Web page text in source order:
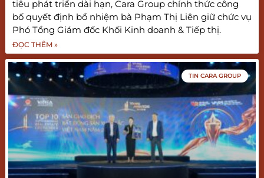
tiêu phát triển dài hạn, Cara Group chính thức công
bố quyết định bổ nhiệm bà Phạm Thị Liên giữ chức vụ
Phó Tổng Giám đốc Khối Kinh doanh & Tiếp thị.
ĐỌC THÊM »
TIN CARA GROUP